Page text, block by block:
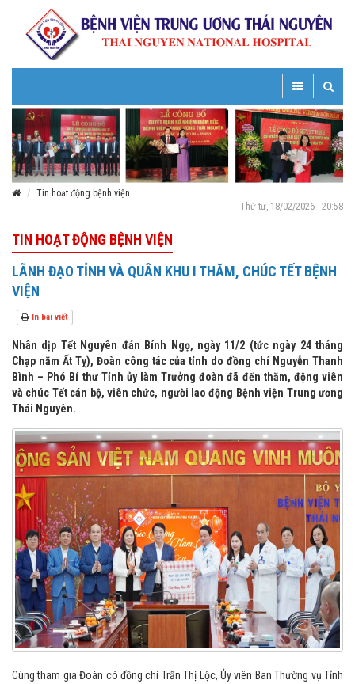
Toggle
Toggle
navigation
Tin hoạt động bệnh viện
Thứ tư, 18/02/2026 - 20:58
TIN HOẠT ĐỘNG BỆNH VIỆN
LÃNH ĐẠO TỈNH VÀ QUÂN KHU I THĂM, CHÚC TẾT BỆNH
VIỆN
In bài viết
Nhân dịp Tết Nguyên đán Bính Ngọ, ngày 11/2 (tức ngày 24 tháng
Chạp năm Ất Tỵ), Đoàn công tác của tỉnh do đồng chí Nguyễn Thanh
Bình – Phó Bí thư Tỉnh ủy làm Trưởng đoàn đã đến thăm, động viên
và chúc Tết cán bộ, viên chức, người lao động Bệnh viện Trung ương
Thái Nguyên.
Cùng tham gia Đoàn có đồng chí Trần Thị Lộc, Ủy viên Ban Thường vụ Tỉnh